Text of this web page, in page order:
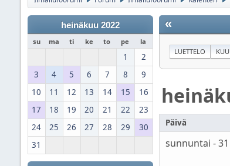
heinäkuu 2022
su ma ti ke to pe la
1
2
3
4 5 6 7 8
9
10
11 12 13 14 15
16
17
18 19 20 21 22
23
24
25 26 27 28 29
30
31
«
LUETTELO
Päivä
sunnuntai - 31